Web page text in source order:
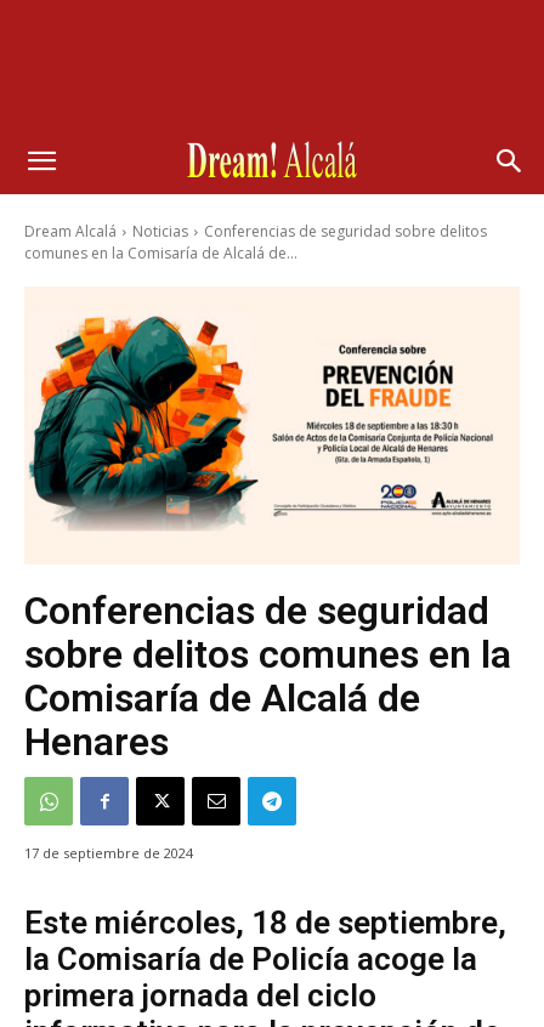
Dream Alcalá Noticias
Conferencias de seguridad sobre delitos
comunes en la Comisaría de Alcalá de...
Conferencias de seguridad
sobre delitos comunes en la
Comisaría de Alcalá de
Henares
17 de septiembre de 2024
Este miércoles, 18 de septiembre,
la Comisaría de Policía acoge la
primera jornada del ciclo